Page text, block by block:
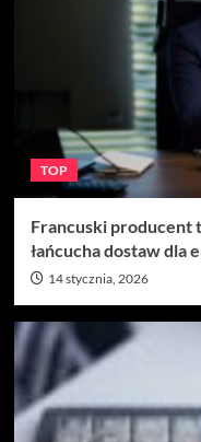
TOP
Francuski producent
łańcucha dostaw dla
14 stycznia, 2026